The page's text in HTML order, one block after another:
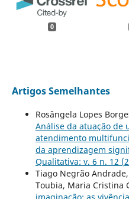
0
Artigos Semelhantes
Rosângela Lopes
Análise da atuação de
atendimento
da aprendizagem
Qualitativa: v. 6 n. 12
Tiago Negrão
Toubia, Maria Cristina